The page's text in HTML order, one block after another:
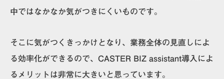
中ではなかなか気がつきにくいものです。
そこに気がつくきっかけとなり、業務全体の見直しによ
る効率化ができるので、CASTER BIZ assistant導入によ
るメリットは非常に大きいと思っています。